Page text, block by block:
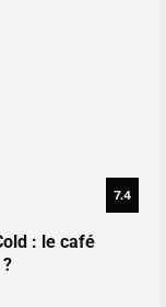
7.4
: le café